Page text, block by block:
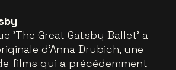
'The Great Gatsby Ballet' a
d'Anna Drubich, une
films qui a précédemment